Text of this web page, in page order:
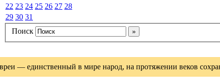
22 23 24 25 26 27 28
29 30 31
Поиск
— единственный в мире народ, на протяжении веков